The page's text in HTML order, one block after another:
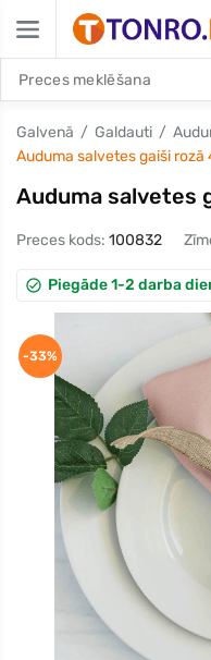
Galvenā Galdauti
Auduma salvetes gaiši
Auduma salvetes
Preces kods: 100832
Piegāde 1-2 darba
-33%